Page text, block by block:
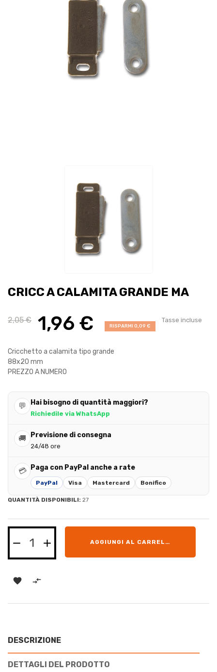
CRICC A CALAMITA GRANDE MA
2,05 € 1,96 € RISPARMI 0,09 €
Tasse incluse
Cricchetto a calamita tipo grande
88x20 mm
PREZZO A NUMERO
💬 Hai bisogno di quantità maggiori?
Richiedile via WhatsApp
🚚 Previsione di consegna
24/48 ore
💳 Paga con PayPal anche a rate
PayPal Visa Mastercard Bonifico
QUANTITÀ DISPONIBILI: 27
AGGIUNGI AL CARRELLO
 
DESCRIZIONE
DETTAGLI DEL PRODOTTO